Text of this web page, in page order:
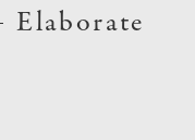
Elaborate